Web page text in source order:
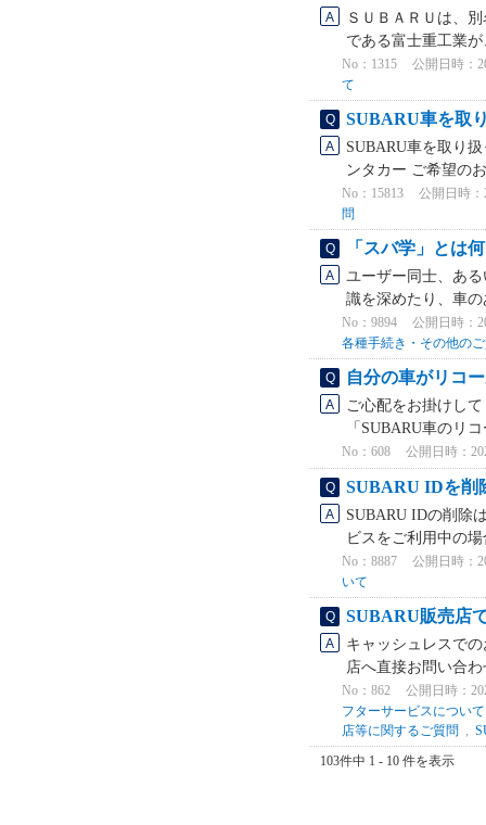
ＳＵＢＡＲＵは、
である富士重工業
No：1315
公開日時：
て
SUBARU車を取
SUBARU車を取り
ンタカー ご希望の
No：15813
公開日時：
問
「スバ学」とは
ユーザー同士、あ
識を深めたり、車
No：9894
公開日時：
各種手続き・その他の
自分の車がリコ
ご心配をお掛けし
「SUBARU車のリ
No：608 公開日時：
SUBARU IDを削
SUBARU IDの削除
ビスをご利用中の
No：8887
公開日時：
いて
SUBARU販売店
キャッシュレスで
店へ直接お問い合
No：862
公開日時：
フターサービスについて
店等に関するご質問 ,
103件中 1 - 10 件を表示